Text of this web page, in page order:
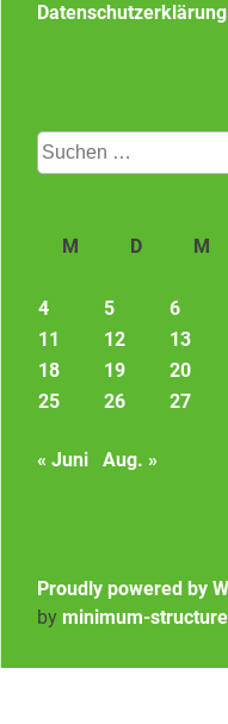
Datenschutzerklärung
Suchen
nach:
M
D M
4
5 6
11
12 13
18
19 20
25
26 27
« Juni Aug. »
Proudly powered by
by minimum-